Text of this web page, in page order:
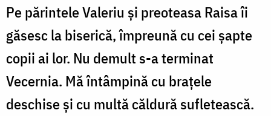
Pe părintele Valeriu și preoteasa Raisa îi
găsesc la biserică, împreună cu cei șapte
copii ai lor. Nu demult s-a terminat
Vecernia. Mă întâmpină cu brațele
deschise și cu multă căldură sufletească.